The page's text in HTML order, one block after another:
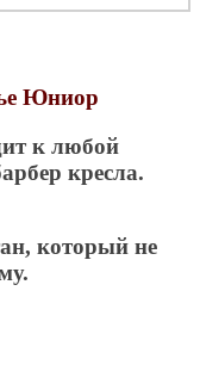
Юниор
к любой
кресла.
который не